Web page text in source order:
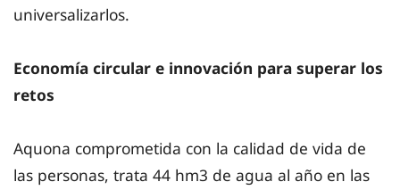
universalizarlos.
Economía circular e innovación para superar los
retos
Aquona comprometida con la calidad de vida de
las personas, trata 44 hm3 de agua al año en las